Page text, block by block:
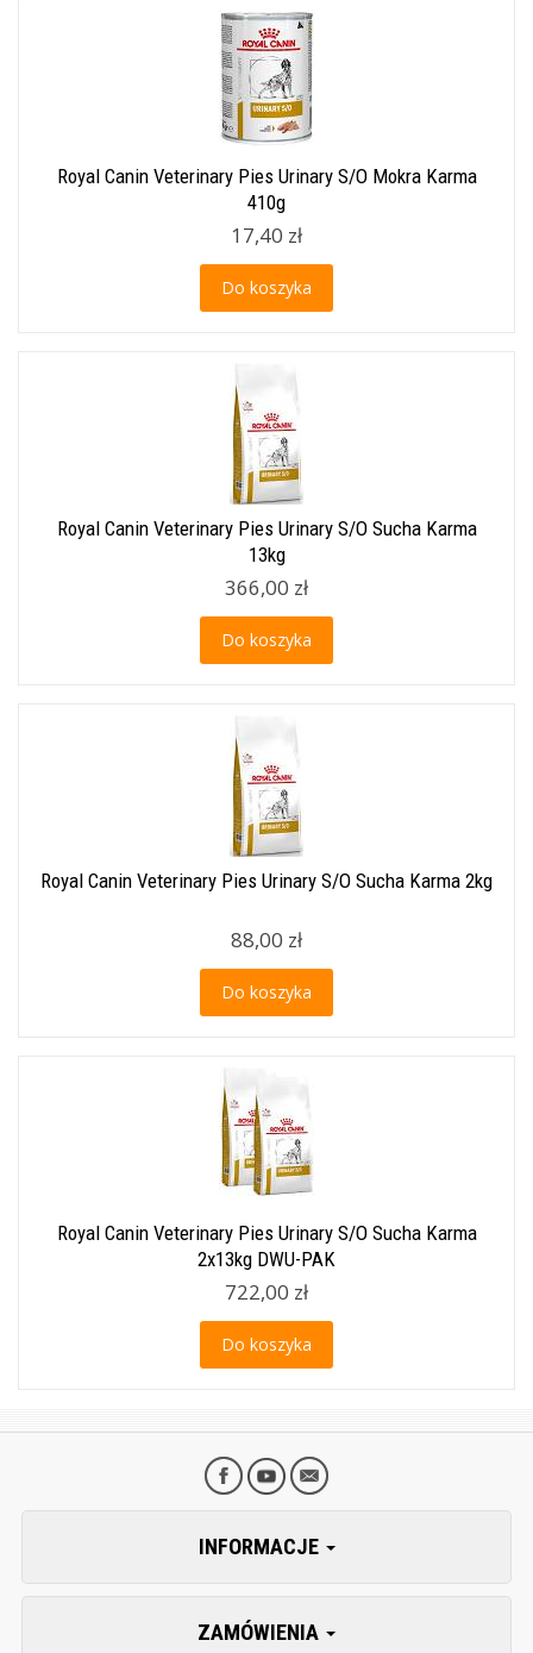
Royal Canin Veterinary Pies Urinary S/O Mokra Karma
410g
17,40 zł
Do koszyka
Royal Canin Veterinary Pies Urinary S/O Sucha Karma
13kg
366,00 zł
Do koszyka
Royal Canin Veterinary Pies Urinary S/O Sucha Karma 2kg
88,00 zł
Do koszyka
Royal Canin Veterinary Pies Urinary S/O Sucha Karma
2x13kg DWU-PAK
722,00 zł
Do koszyka
INFORMACJE
ZAMÓWIENIA